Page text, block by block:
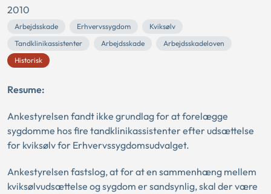
2010
Arbejdsskade Erhvervssygdom
Kviksølv
Tandklinikassistenter
Arbejdsskade
Arbejdsskadeloven
Historisk
Resume:
Ankestyrelsen fandt ikke grundlag for at forelægge
sygdomme hos fire tandklinikassistenter efter udsættelse
for kviksølv for Erhvervssygdomsudvalget.
Ankestyrelsen fastslog, at for at en sammenhæng mellem
kviksølvudsættelse og sygdom er sandsynlig, skal der være